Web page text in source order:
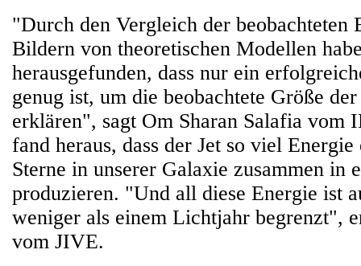
"Durch den Vergleich der beobachteten
Bildern von theoretischen Modellen
herausgefunden, dass nur ein
genug ist, um die beobachtete Größe
erklären", sagt Om Sharan Salafia vom
fand heraus, dass der Jet so viel
Sterne in unserer Galaxie zusammen in
produzieren. "Und all diese Energie ist
weniger als einem Lichtjahr begrenzt",
vom JIVE.